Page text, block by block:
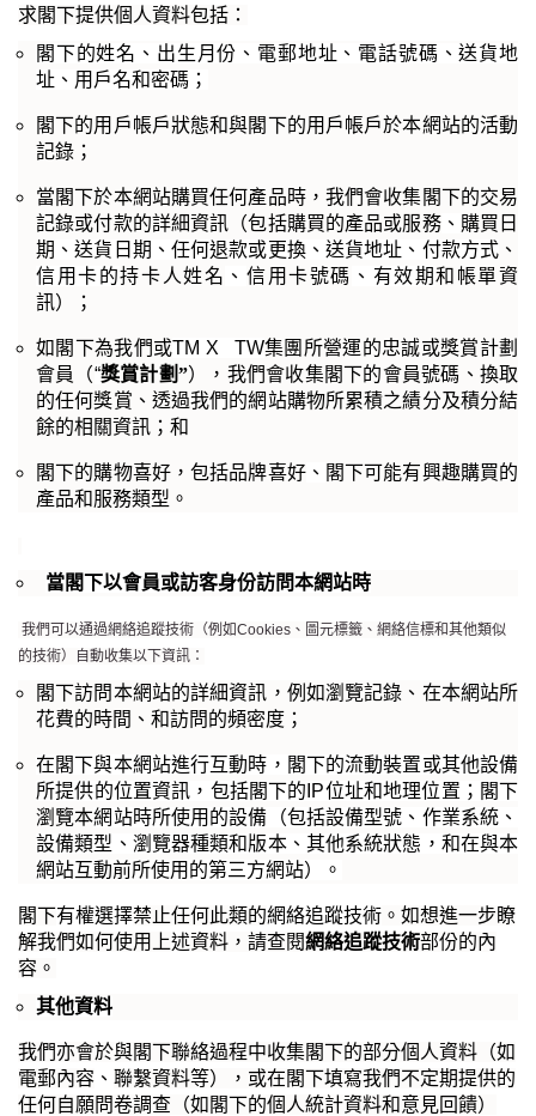
求閣下提供個人資料包括：
閣下的姓名、出生月份、電郵地址、電話號碼、送貨地
址、用戶名和密碼；
閣下的用戶帳戶狀態和與閣下的用戶帳戶於本網站的活動
記錄；
當閣下於本網站購買任何產品時，我們會收集閣下的交易
記錄或付款的詳細資訊（包括購買的產品或服務、 購買日
期 、送貨日期、任何退款或更換、送貨地址、付款方式 、
信用卡的持卡人姓名 、 信用卡號碼 、 有效期和帳單資
訊）；
如閣下為我們或TM X TW集團 所營運的忠誠或獎賞計劃
會員（“獎賞計劃”），我們會收集閣下的會員號碼、換取
的任何獎賞、透過我們的網站購物所累積之績分及積分結
餘的相關資訊；和
閣下的購物喜好，包括品牌喜好、 閣下可能有興趣購買的
產品和服務類型。
當閣下以會員或訪客身份訪問本網站時
我們可以通過網絡追蹤技術（例如Cookies、圖元標籤、網絡信標和其他類似
的技術）自動收集以下資訊：
閣下訪問本網站的詳細資訊，例如瀏覽記錄、在本網站所
花費的時間、和訪問的頻密度；
在閣下與本網站進行互動時，閣下的流動裝置或其他設備
所提供的位置資訊，包括閣下的 IP位址和地理位置；閣下
瀏覽本網站時所使用的設備（包括設備型號、作業系統、
設備類型、瀏覽器種類和版本、其他系統狀態，和在與本
網站互動前所使用的第三方網站）。
閣下有權選擇禁止任何此類的網絡追蹤技術 。如想進一步瞭
解我們如何使用上述資料，請查閱網絡追蹤技術部份的內
容。
其他資料
我們亦會於與閣下聯絡過程中收集閣下的部分個人資料（如
電郵內容 、 聯繫資料等），或在閣下填寫我們不定期提供的
任何自願問卷調查（如閣下的個人統計資料和意見回饋）